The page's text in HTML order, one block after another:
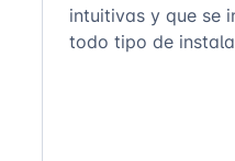
intuitivas y que se
todo tipo de